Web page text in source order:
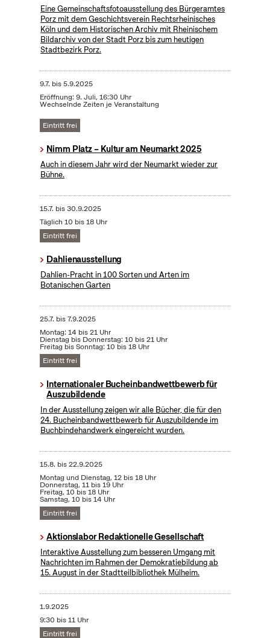
Eine Gemeinschaftsfotoausstellung des Bürgeramtes
Porz mit dem Geschichtsverein Rechtsrheinisches
Köln und dem Historischen Archiv mit Rheinischem
Bildarchiv von der Stadt Porz bis zum heutigen
Stadtbezirk Porz.
9.7. bis5.9.2025
Eröffnung: 9. Juli, 16:30 Uhr
Wechselnde Zeiten je Veranstaltung
Eintritt frei
Nimm Platz – Kultur am Neumarkt 2025
Auch in diesem Jahr wird der Neumarkt wieder zur
Bühne.
15.7. bis30.9.2025
Täglich 10 bis 18 Uhr
Eintritt frei
Dahlienausstellung
Dahlien-Pracht in 100 Sorten und Arten im
Botanischen Garten
25.7. bis7.9.2025
Montag: 14 bis 21 Uhr
Dienstag bis Donnerstag: 10 bis 21 Uhr
Freitag bis Sonntag: 10 bis 18 Uhr
Eintritt frei
Internationaler Bucheinbandwettbewerb für
Auszubildende
In der Ausstellung zeigen wir alle Bücher, die für den
24. Bucheinbandwettbewerb für Auszubildende im
Buchbindehandwerk eingereicht wurden.
15.8. bis22.9.2025
Montag und Dienstag, 12 bis 18 Uhr
Donnerstag, 11 bis 19 Uhr
Freitag, 10 bis 18 Uhr
Samstag, 10 bis 14 Uhr
Eintritt frei
Aktionslabor Redaktionelle Gesellschaft
Interaktive Ausstellung zum besseren Umgang mit
Nachrichten im Rahmen der Demokratiebildung ab
15. August in der Stadtteilbibliothek Mülheim.
1.9.2025
9:30 bis 11 Uhr
Eintritt frei